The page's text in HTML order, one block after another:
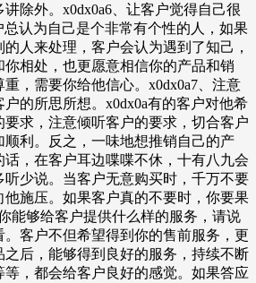
除外。x0dx0a6、让客户觉得自己很
总认为自己是个非常有个性的人，如果
人来处理，客户会认为遇到了知己，
相处，也更愿意相信你的产品和销
，需要你给他信心。x0dx0a7、注意
的所思所想。x0dx0a有的客户对他希
求，注意倾听客户的要求，切合客户
顺利。反之，一味地想推销自己的产
，在客户耳边喋喋不休，十有八九会
听少说。当客户无意购买时，千万不要
他施压。如果客户真的不要时，你要果
能够给客户提供什么样的服务，请说
客户不但希望得到你的售前服务，更
后，能够得到良好的服务，持续不断
，都会给客户良好的感觉。如果答应